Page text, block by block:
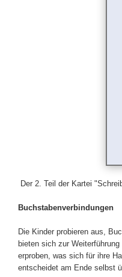
Der 2. Teil der Kartei
Buchstabenverbindungen
Die Kinder probieren aus,
bieten sich zur
erproben, was sich für ihre
entscheidet am Ende selbst